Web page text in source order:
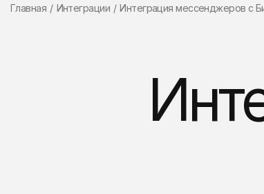
Главная / Интеграции / Интеграция мессенджеров с